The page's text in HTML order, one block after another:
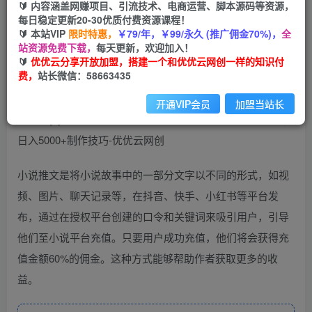
会员免费
立即购买
您当前未登录！建议登陆后购买，可保存购买订单
小说推文是将小说故事中的一部分文字以不同的形式，如视
频、图片、聊天记录等，在抖音、快手、小红书等平台发
布，通过在授权平台创建的口令和关键词来吸引用户，引导
他们至小说平台充值。只要用户成功充值，他们将会获得充
值金额60%的佣金。这种方式能够帮助作者获取更多的收
益。
🔰 内容涵盖网赚项目、引流技术、电商运营、脚本源码等资源，
每日稳定更新20-30优质付费资源课程！
🔰 本站VIP 限时特惠， ￥79/年，￥99/永久 (推广佣金70%)， 全
站资源免费下载， 每天更新，欢迎加入！
🔰 优优云分享开放加盟，搭建一个和优优云网创一样的知识付
费， 站长微信：58663435
开通VIP会员 加盟当站长